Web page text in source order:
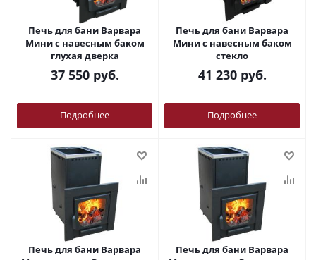
Печь для бани Варвара
Мини с навесным баком
глухая дверка
37 550руб.
Подробнее
Печь для бани Варвара
Мини с навесным баком
стекло
41 230руб.
Подробнее
Печь для бани Варвара
Печь для бани Варвара